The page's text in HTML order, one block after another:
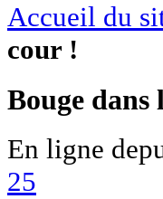
Accueil du
cour !
Bouge dans
En ligne
25